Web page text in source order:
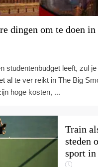
dingen om te doen in
studentenbudget leeft, zul
al te ver reikt in The Big
hoge kosten, ...
Train
steden
sport in